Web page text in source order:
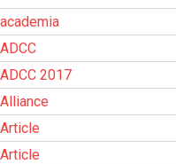
academia
ADCC
ADCC 2017
Alliance
Article
Article